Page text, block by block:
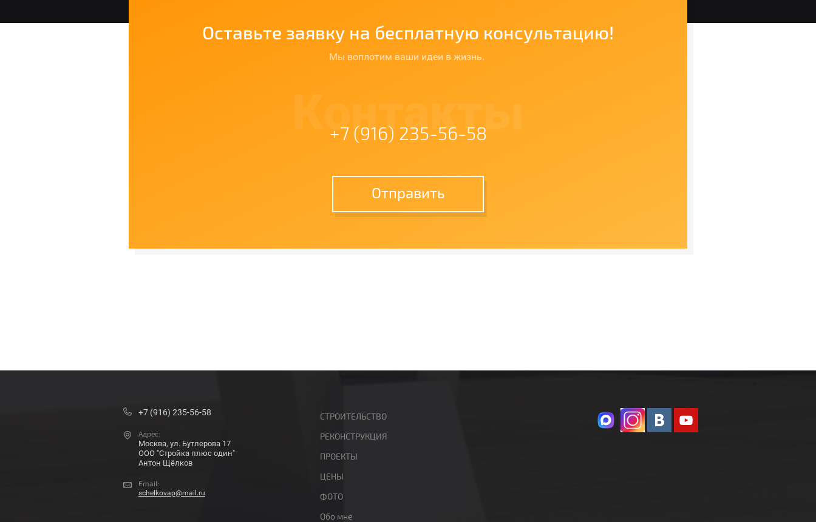
Оставьте заявку на бесплатную консультацию!
Мы воплотим ваши идеи в жизнь.
Контакты
+7 (916) 235-56-58
Отправить
+7 (916) 235-56-58
Адрес:
Москва, ул. Бутлерова 17
ООО "Стройка плюс один"
Антон Щёлков
Email:
schelkovap@mail.ru
СТРОИТЕЛЬСТВО
РЕКОНСТРУКЦИЯ
ПРОЕКТЫ
ЦЕНЫ
ФОТО
Обо мне